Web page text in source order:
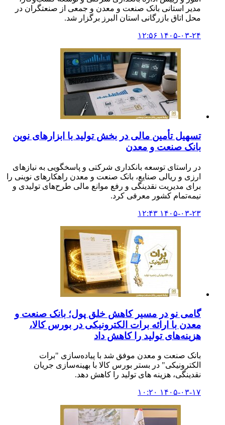
مدیر استانی بانک صنعت و معدن و جمعی از صنعتگران در
محل اتاق بازرگانی استان البرز برگزار شد.
۱۴۰۵-۰۳-۲۴ ۱۲:۵۶
تسهیل تأمین مالی در بخش تولید با ابزارهای نوین
بانک صنعت و معدن
در راستای توسعه بانکداری شرکتی و پاسخگویی به نیازهای
ارزی و ریالی صنایع، بانک صنعت و معدن راهکارهای نوینی را
برای مدیریت نقدینگی و رفع موانع مالی طرح‌های تولیدی و
نیمه‌تمام کشور معرفی کرد.
۱۴۰۵-۰۳-۲۳ ۱۲:۴۳
گامی نو در مسیر کاهش خلق پول؛ بانک صنعت و
معدن با ارائه برات الکترونیکی در بورس کالا،
هزینه‌های تولید را کاهش داد
بانک صنعت و معدن موفق شد با پیاده‌سازی "برات
الکترونیکی" در بستر بورس کالا با بهینه‌سازی جریان
نقدینگی، هزینه های تولید را کاهش دهد.
۱۴۰۵-۰۳-۱۷ ۱۰:۲۰